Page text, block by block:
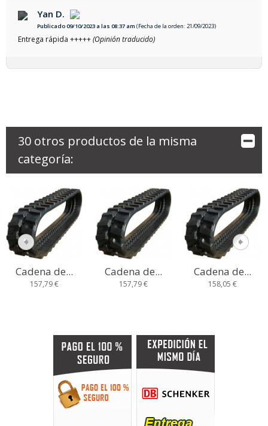
Yan D.
Publicado 09/10/2023 a las 08:37 am (Fecha de la orden: 21/09/2023)
Entrega rápida +++++(Opinión traducido)
30 otros productos de la misma
categoría:
Cadena de...
157,79 €
Cadena de...
157,79 €
Cadena de...
158,05 €